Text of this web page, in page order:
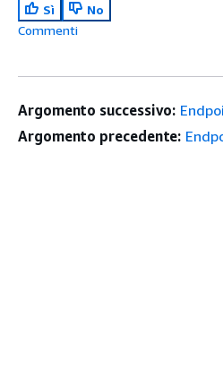
Sì
No
Commenti
Argomento successivo:
Argomento precedente: